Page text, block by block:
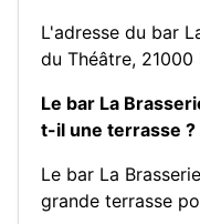
L'adresse du bar
du Théâtre, 21000
Le bar La
t-il une terrasse ?
Le bar La
grande terrasse